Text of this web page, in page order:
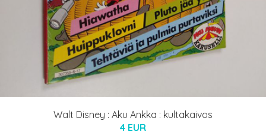
Walt Disney : Aku Ankka : kultakaivos
4 EUR